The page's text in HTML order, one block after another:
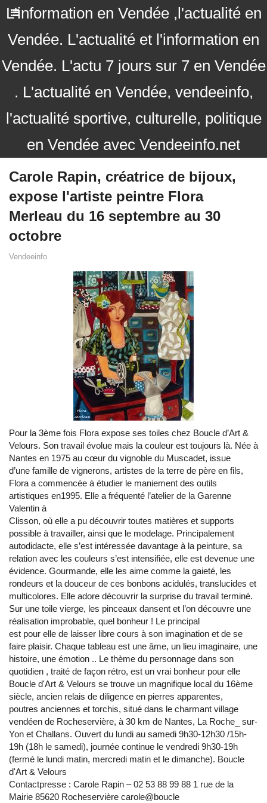
L'information en Vendée ,l'actualité en
Vendée. L'actualité et l'information en
Vendée. L'actu 7 jours sur 7 en Vendée
. L'actualité en Vendée, vendeeinfo,
l'actualité sportive, culturelle, politique
en Vendée avec Vendeeinfo.net
Carole Rapin, créatrice de bijoux,
expose l'artiste peintre Flora
Merleau du 16 septembre au 30
octobre
Vendeeinfo
Pour la 3ème fois Flora expose ses toiles chez Boucle d’Art &
Velours. Son travail évolue mais la couleur est toujours là. Née à
Nantes en 1975 au cœur du vignoble du Muscadet, issue
d’une famille de vignerons, artistes de la terre de père en fils,
Flora a commencée à étudier le maniement des outils
artistiques en1995. Elle a fréquenté l’atelier de la Garenne
Valentin à
Clisson, où elle a pu découvrir toutes matières et supports
possible à travailler, ainsi que le modelage. Principalement
autodidacte, elle s’est intéressée davantage à la peinture, sa
relation avec les couleurs s’est intensifiée, elle est devenue une
évidence. Gourmande, elle les aime comme la gaieté, les
rondeurs et la douceur de ces bonbons acidulés, translucides et
multicolores. Elle adore découvrir la surprise du travail terminé.
Sur une toile vierge, les pinceaux dansent et l’on découvre une
réalisation improbable, quel bonheur ! Le principal
est pour elle de laisser libre cours à son imagination et de se
faire plaisir. Chaque tableau est une âme, un lieu imaginaire, une
histoire, une émotion .. Le thème du personnage dans son
quotidien , traité de façon rétro, est un vrai bonheur pour elle
Boucle d'Art & Velours se trouve un magnifique local du 16ème
siècle, ancien relais de diligence en pierres apparentes,
poutres anciennes et torchis, situé dans le charmant village
vendéen de Rocheservière, à 30 km de Nantes, La Roche_ sur-
Yon et Challans. Ouvert du lundi au samedi 9h30-12h30 /15h-
19h (18h le samedi), journée continue le vendredi 9h30-19h
(fermé le lundi matin, mercredi matin et le dimanche). Boucle
d'Art & Velours
Contactpresse : Carole Rapin – 02 53 88 99 88 1 rue de la
Mairie 85620 Rocheservière carole@boucle